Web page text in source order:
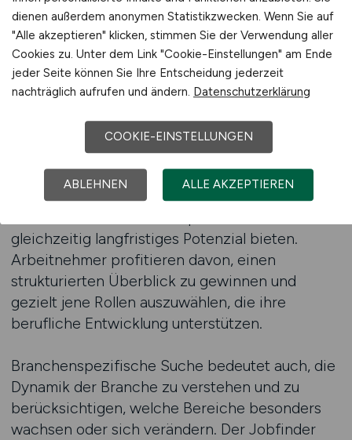
identifizieren.
Die Versicherungswirtschaft umfasst eine
Vielzahl unterschiedlicher Tätigkeitsfelder, die
jeweils eigene Anforderungen mitbringen.
geprägt sind, setzen andere auf
Kommunikationsstärke oder organisatorisches
Talent. Mithilfe des Jobfinders lassen sich
genau jene Stellen herausfiltern, die den
gleichzeitig langfristiges Potenzial bieten.
Arbeitnehmer profitieren davon, einen
strukturierten Überblick zu gewinnen und
gezielt jene Rollen auszuwählen, die ihre
berufliche Entwicklung unterstützen.
Branchenspezifische Suche bedeutet auch, die
Dynamik der Branche zu verstehen und zu
berücksichtigen, welche Bereiche besonders
wachsen oder sich verändern. Der Jobfinder
dienen außerdem anonymen Statistikzwecken. Wenn Sie auf
"Alle akzeptieren" klicken, stimmen Sie der Verwendung aller
Cookies zu. Unter dem Link "Cookie-Einstellungen" am Ende
jeder Seite können Sie Ihre Entscheidung jederzeit
nachträglich aufrufen und ändern. Datenschutzerklärung
COOKIE-EINSTELLUNGEN
ABLEHNEN ALLE AKZEPTIEREN